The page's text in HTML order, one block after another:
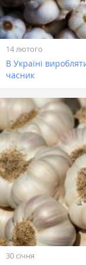
14 лютого
В Україні
часник
30 січня